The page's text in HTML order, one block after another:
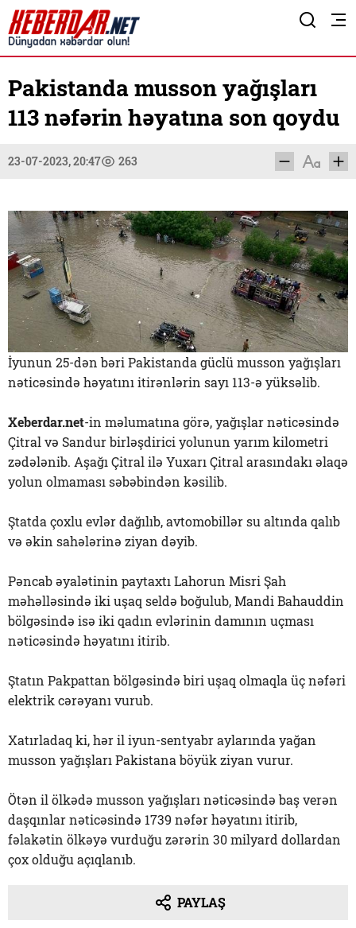
Pakistanda musson yağışları
113 nəfərin həyatına son qoydu
23-07-2023, 20:47 263
İyunun 25-dən bəri Pakistanda güclü musson yağışları
nəticəsində həyatını itirənlərin sayı 113-ə yüksəlib.
Xeberdar.net-in məlumatına görə, yağışlar nəticəsində
Çitral və Sandur birləşdirici yolunun yarım kilometri
zədələnib. Aşağı Çitral ilə Yuxarı Çitral arasındakı əlaqə
yolun olmaması səbəbindən kəsilib.
Ştatda çoxlu evlər dağılıb, avtomobillər su altında qalıb
və əkin sahələrinə ziyan dəyib.
Pəncab əyalətinin paytaxtı Lahorun Misri Şah
məhəlləsində iki uşaq seldə boğulub, Mandi Bahauddin
bölgəsində isə iki qadın evlərinin damının uçması
nəticəsində həyatını itirib.
Ştatın Pakpattan bölgəsində biri uşaq olmaqla üç nəfəri
elektrik cərəyanı vurub.
Xatırladaq ki, hər il iyun-sentyabr aylarında yağan
musson yağışları Pakistana böyük ziyan vurur.
Ötən il ölkədə musson yağışları nəticəsində baş verən
daşqınlar nəticəsində 1739 nəfər həyatını itirib,
fəlakətin ölkəyə vurduğu zərərin 30 milyard dollardan
çox olduğu açıqlanıb.
PAYLAŞ